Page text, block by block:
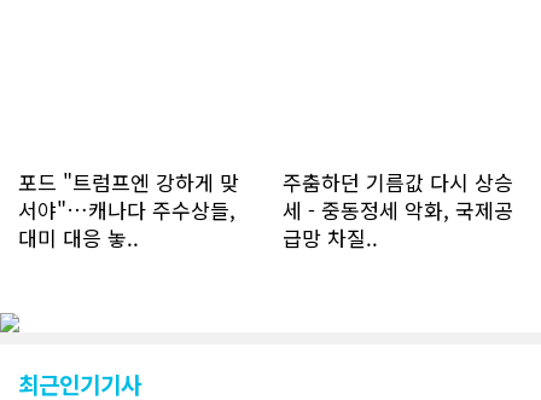
에는 크게 늘어 하루 평균 11명에 달해
60% 증가했는데 (년간 4천명) 신규 가
입자의 절반 정도는 타주에서 이주를 검
토하고 있거나 갓 이주한 회원들로 나타
포드 "트럼프엔 강하게 맞
서야"…캐나다 주수상들,
대미 대응 놓..
주춤하던 기름값 다시 상승
세 - 중동정세 악화, 국제공
급망 차질..
최근인기기사